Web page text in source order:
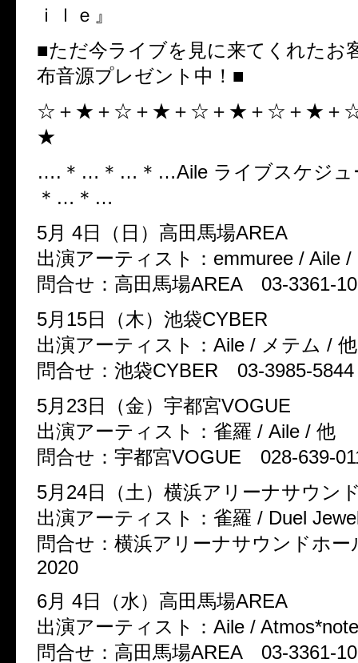
ｉｌｅ』
■ただ今ライブを見に来てくれたお
布音源プレゼント中！■
☆＋★＋☆＋★＋☆＋★＋☆＋★＋
★
….＊…＊…＊…Aile ライブスケジ
＊…＊…
5月 4日（日）高田馬場AREA
出演アーティスト：emmuree / Aile
問合せ：高田馬場AREA 03-3361-
5月15日（木）池袋CYBER
出演アーティスト：Aile / メテム / 他
問合せ：池袋CYBER 03-3985-5844
5月23日（金）宇都宮VOGUE
出演アーティスト：雀羅 / Aile / 他
問合せ：宇都宮VOGUE 028-639-
5月24日（土）横浜アリーナサウン
出演アーティスト：雀羅 / Duel
問合せ：横浜アリーナサウンドホ
2020
6月 4日（水）高田馬場AREA
出演アーティスト：Aile /
問合せ：高田馬場AREA 03-3361-